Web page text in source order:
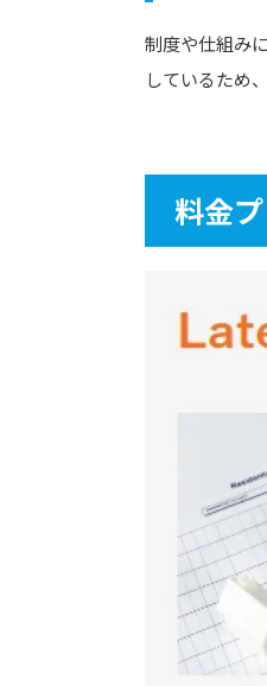
制度や仕組み
しているため
料金